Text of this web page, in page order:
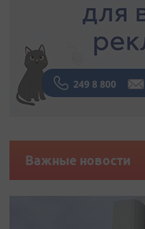
Важные новости